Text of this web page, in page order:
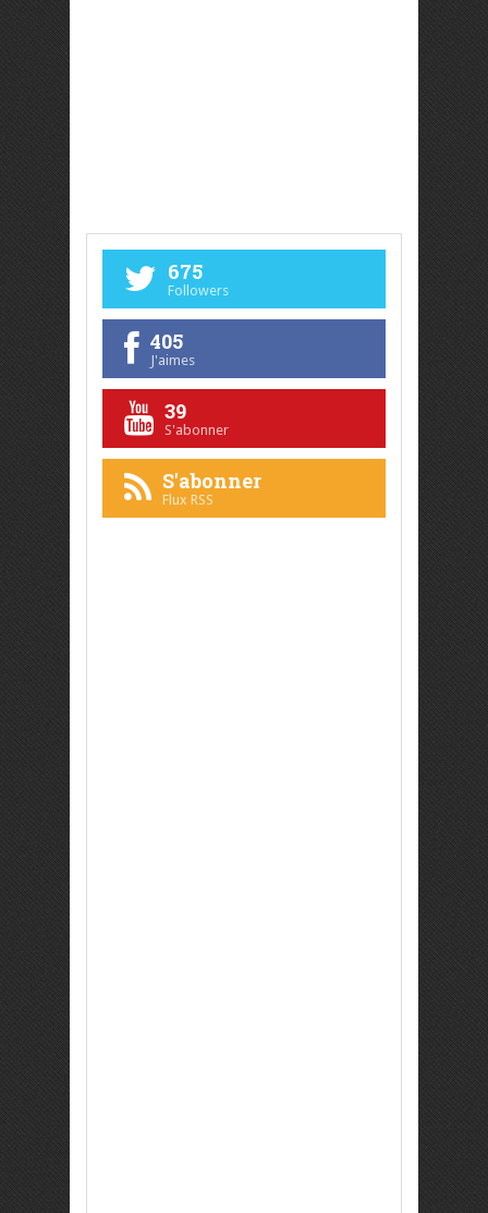
675
Followers
405
J'aimes
39
S'abonner
S'abonner
Flux RSS